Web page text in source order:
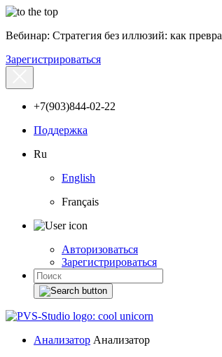
Вебинар: Стратегия без иллюзий: как
Зарегистрироваться
+7(903)844-02-22
Поддержка
Ru
English
Français
Авторизоваться
Зарегистрироваться
Анализатор Анализатор